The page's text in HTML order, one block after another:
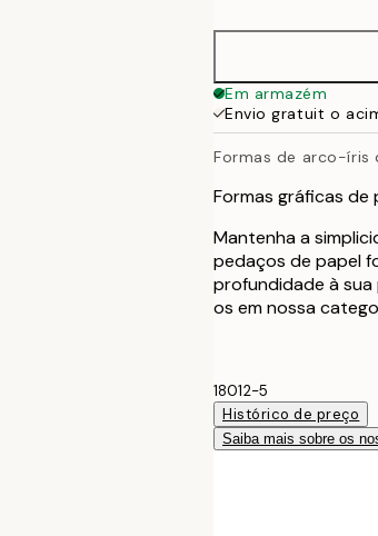
50x70 cm
Em armazém
Envio gratuit o
Formas de arco-íris
Formas gráficas
Mantenha a
pedaços de papel
profundidade à
os em nossa
18012-5
Histórico de preço
Saiba mais sobre os